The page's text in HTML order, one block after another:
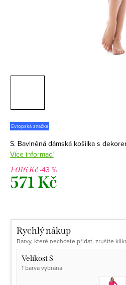
Evropská značka
S. Bavlněná dámská košilka s
Více informací
1 016 Kč-43 %
571 Kč
Rychlý nákup
Barvy, které nechcete přidat, zrušíte
Velikost S
1 barva vybrána